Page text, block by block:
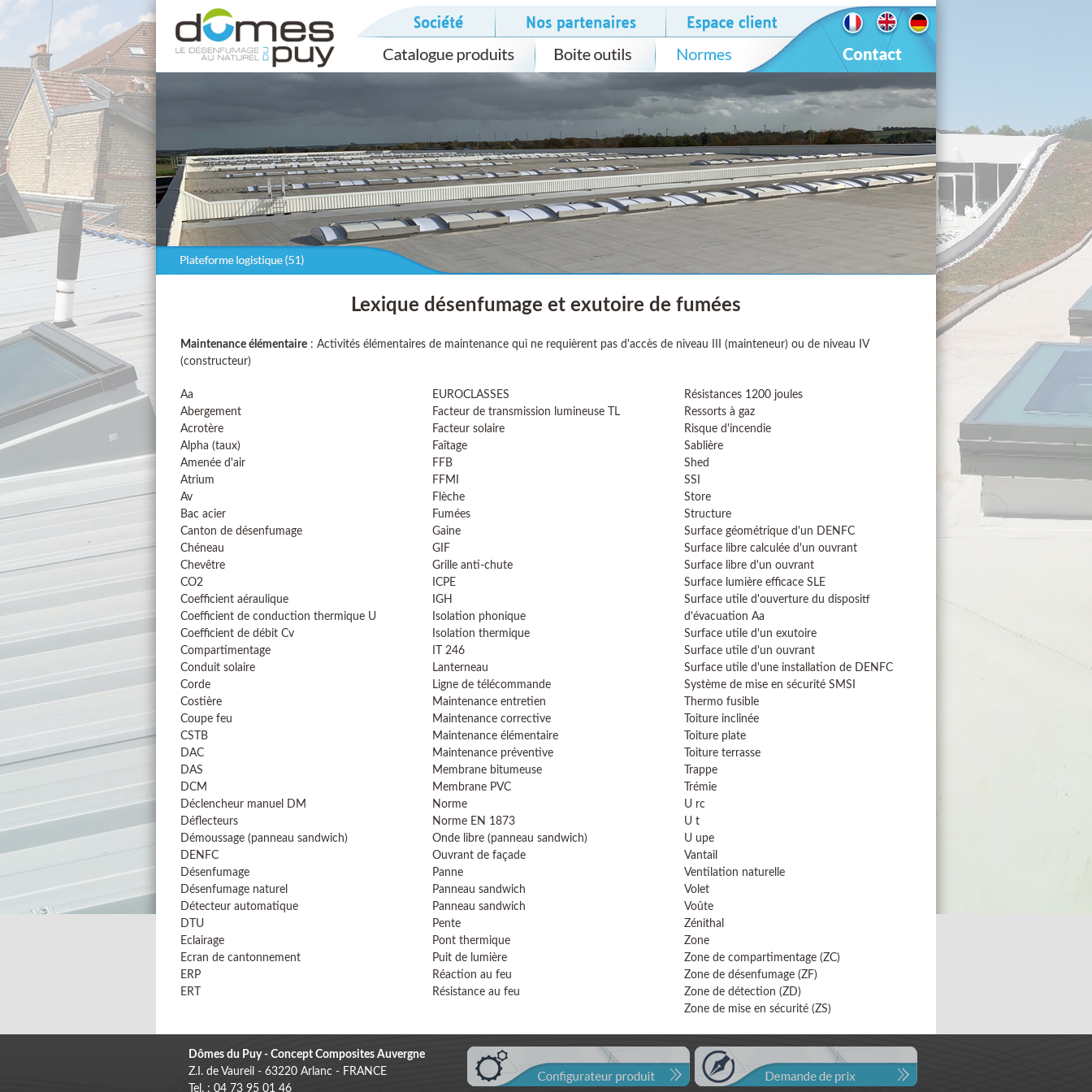
Lexique désenfumage et exutoire de fumées
Maintenance élémentaire : Activités élémentaires de maintenance qui ne requièrent pas d'accès de niveau III (mainteneur) ou de niveau IV
(constructeur)
Aa
Abergement
Acrotère
Alpha (taux)
Amenée d'air
Atrium
Av
Bac acier
Canton de désenfumage
Chéneau
Chevêtre
CO2
Coefficient aéraulique
Coefficient de conduction thermique U
Coefficient de débit Cv
Compartimentage
Conduit solaire
Corde
Costière
Coupe feu
CSTB
DAC
DAS
DCM
Déclencheur manuel DM
Déflecteurs
Démoussage (panneau sandwich)
DENFC
Désenfumage
Désenfumage naturel
Détecteur automatique
DTU
Eclairage
Ecran de cantonnement
ERP
ERT
EUROCLASSES
Facteur de transmission lumineuse TL
Facteur solaire
Faîtage
FFB
FFMI
Flèche
Fumées
Gaine
GIF
Grille anti-chute
ICPE
IGH
Isolation phonique
Isolation thermique
IT 246
Lanterneau
Ligne de télécommande
Maintenance entretien
Maintenance corrective
Maintenance élémentaire
Maintenance préventive
Membrane bitumeuse
Membrane PVC
Norme
Norme EN 1873
Onde libre (panneau sandwich)
Ouvrant de façade
Panne
Panneau sandwich
Panneau sandwich
Pente
Pont thermique
Puit de lumière
Réaction au feu
Résistance au feu
Résistances 1200 joules
Ressorts à gaz
Risque d'incendie
Sablière
Shed
SSI
Store
Structure
Surface géométrique d'un DENFC
Surface libre calculée d'un ouvrant
Surface libre d'un ouvrant
Surface lumière efficace SLE
Surface utile d'ouverture du dispositf
d'évacuation Aa
Surface utile d'un exutoire
Surface utile d'un ouvrant
Surface utile d'une installation de DENFC
Système de mise en sécurité SMSI
Thermo fusible
Toiture inclinée
Toiture plate
Toiture terrasse
Trappe
Trémie
U rc
U t
U upe
Vantail
Ventilation naturelle
Volet
Voûte
Zénithal
Zone
Zone de compartimentage (ZC)
Zone de désenfumage (ZF)
Zone de détection (ZD)
Zone de mise en sécurité (ZS)
Dômes du Puy - Concept Composites Auvergne
Z.I. de Vaureil - 63220 Arlanc - FRANCE
Tel. : 04 73 95 01 46